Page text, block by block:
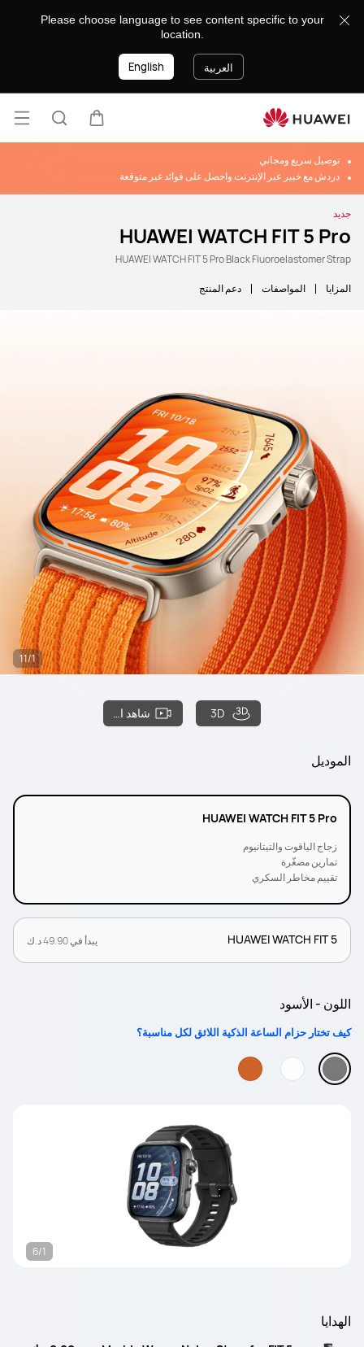
Please choose language to see content specific to your
location.
العربية English
عربةالبحث
فتح
توصيل سريع ومجاني
دردش مع خبير عبر الإنترنت واحصل على فوائد غير متوقعة
جديد
HUAWEI WATCH FIT 5 Pro
HUAWEI WATCH FIT 5 Pro Black Fluoroelastomer Strap
المزايا المواصفات دعم المنتج
3D شاهد الفيلم
11/1
الموديل
HUAWEI WATCH FIT 5 Pro
زجاج الياقوت والتيتانيوم
تمارين مصغّرة
تقييم مخاطر السكري
HUAWEI WATCH FIT 5 يبدأ في 49.90 د.ك
اللون - الأسود
كيف تختار حزام الساعة الذكية اللائق لكل مناسبة؟
6/1
الهدايا